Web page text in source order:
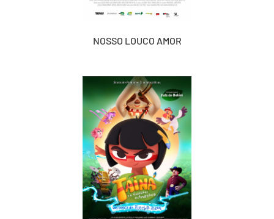
NOSSO LOUCO AMOR